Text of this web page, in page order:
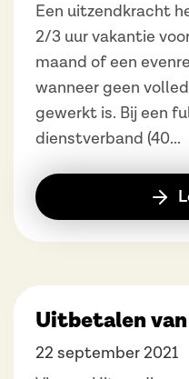
Een uitzendkracht
2/3 uur vakantie
maand of een
wanneer geen
gewerkt is. Bij een
dienstverband (40...
Uitbetalen
22 september 2021